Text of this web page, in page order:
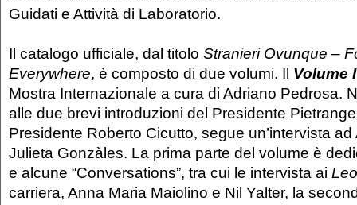
Guidati e Attività di Laboratorio.
Il catalogo ufficiale, dal titolo Stranieri Ovunque –
Everywhere, è composto di due volumi. Il Volume I
Mostra Internazionale a cura di Adriano Pedrosa.
alle due brevi introduzioni del Presidente
Presidente Roberto Cicutto, segue un’intervista
Julieta Gonzàles. La prima parte del volume è
e alcune “Conversations”, tra cui le intervista ai
carriera, Anna Maria Maiolino e Nil Yalter, la